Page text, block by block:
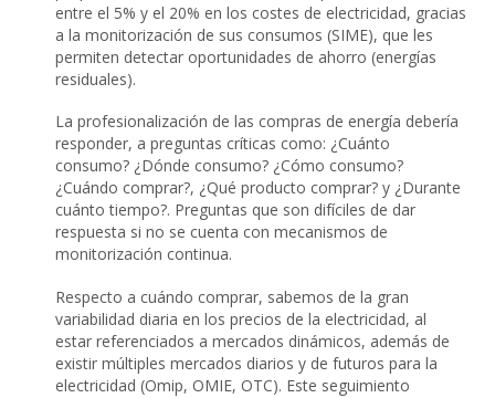
entre el 5% y el 20% en los costes de electricidad, gracias
a la monitorización de sus consumos (SIME), que les
permiten detectar oportunidades de ahorro (energías
residuales).
La profesionalización de las compras de energía debería
responder, a preguntas críticas como: ¿Cuánto
consumo? ¿Dónde consumo? ¿Cómo consumo?
¿Cuándo comprar?, ¿Qué producto comprar? y ¿Durante
cuánto tiempo?. Preguntas que son difíciles de dar
respuesta si no se cuenta con mecanismos de
monitorización continua.
Respecto a cuándo comprar, sabemos de la gran
variabilidad diaria en los precios de la electricidad, al
estar referenciados a mercados dinámicos, además de
existir múltiples mercados diarios y de futuros para la
electricidad (Omip, OMIE, OTC). Este seguimiento